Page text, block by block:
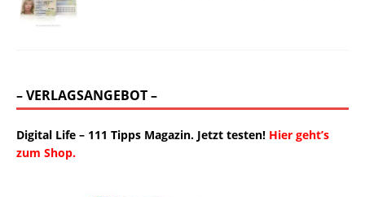
– VERLAGSANGEBOT –
Digital Life – 111 Tipps Magazin. Jetzt testen! Hier geht’s
zum Shop.